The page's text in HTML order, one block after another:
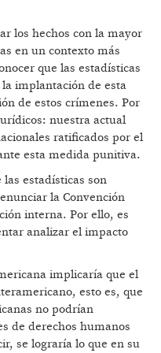
los hechos con la mayor
en un contexto más
que las estadísticas
implantación de esta
de estos crímenes. Por
nuestra actual
ratificados por el
esta medida punitiva.
estadísticas son
la Convención
interna. Por ello, es
analizar el impacto
implicaría que el
esto es, que
no podrían
de derechos humanos
se lograría lo que en su